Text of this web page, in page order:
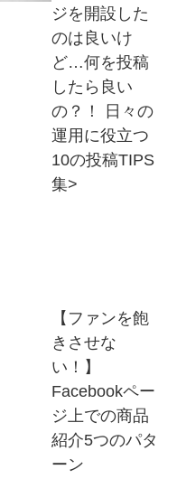
ジを開設した
のは良いけ
ど…何を投稿
したら良い
の？！ 日々の
運用に役立つ
10の投稿TIPS
集>
【ファンを飽
きさせな
い！】
Facebookペー
ジ上での商品
紹介5つのパタ
ーン